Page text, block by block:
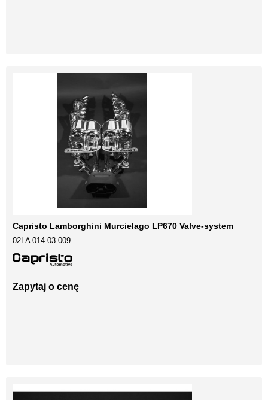
Capristo Lamborghini Murcielago LP670 Valve-system
02LA 014 03 009
Zapytaj o cenę